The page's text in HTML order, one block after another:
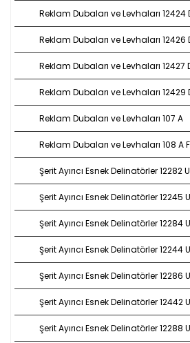
Reklam Dubaları ve Levhaları 12424
Reklam Dubaları ve Levhaları 12426
Reklam Dubaları ve Levhaları 12427
Reklam Dubaları ve Levhaları 12429
Reklam Dubaları ve Levhaları 107 A
Reklam Dubaları ve Levhaları 108 A F
Şerit Ayırıcı Esnek Delinatörler 12282
Şerit Ayırıcı Esnek Delinatörler 12245
Şerit Ayırıcı Esnek Delinatörler 12284
Şerit Ayırıcı Esnek Delinatörler 12244
Şerit Ayırıcı Esnek Delinatörler 12286
Şerit Ayırıcı Esnek Delinatörler 12442
Şerit Ayırıcı Esnek Delinatörler 12288